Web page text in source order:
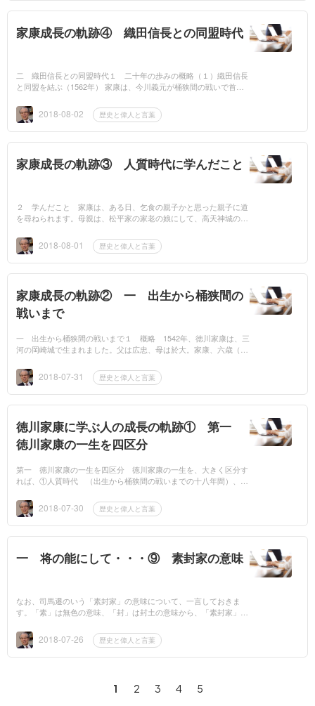
家康成長の軌跡④ 織田信長との同盟時代
二 織田信長との同盟時代１ 二十年の歩みの概略（１）織田信長
と同盟を結ぶ（1562年） 家康は、今川義元が桶狭間の戦いで首を
と同盟を結...2018-08-02 歴史と偉人と言葉
家康成長の軌跡③ 人質時代に学んだこと
２ 学んだこと 家康は、ある日、乞食の親子かと思った親子に道
を尋ねられます。母親は、松平家の家老の娘にして、高天神城の戦
妻。子は後の...
2018-08-01 歴史と偉人と言葉
家康成長の軌跡② 一 出生から桶狭間の
戦いまで
一 出生から桶狭間の戦いまで１ 概略 1542年、徳川家康は、三
河の岡崎城で生まれました。父は広忠、母は於大。家康、六歳（以
城を攻める...2018-07-31 歴史と偉人と言葉
徳川家康に学ぶ人の成長の軌跡① 第一
徳川家康の一生を四区分
第一 徳川家康の一生を四区分 徳川家康の一生を、大きく区分す
れば、①人質時代 （出生から桶狭間の戦いまでの十八年間）、②
年間）、③...2018-07-30 歴史と偉人と言葉
一 将の能にして・・・⑨ 素封家の意味
なお、司馬遷のいう「素封家」の意味について、一言しておきま
す。「素」は無色の意味、「封」は封土の意味から、「素封家」と
貨を築いた者とい...
2018-07-26 歴史と偉人と言葉
1 2 3 4 5